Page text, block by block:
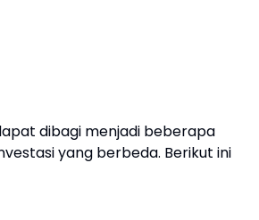
dibagi menjadi beberapa
yang berbeda. Berikut ini